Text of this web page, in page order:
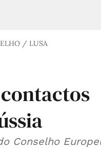
/ LUSA
Conselho